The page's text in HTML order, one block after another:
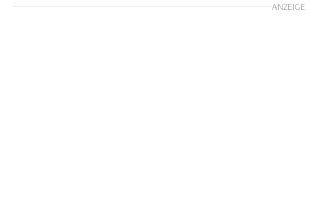
ANZEIGE